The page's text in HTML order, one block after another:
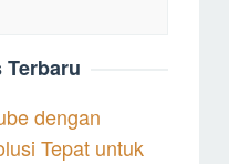
Terbaru
dengan
Tepat untuk